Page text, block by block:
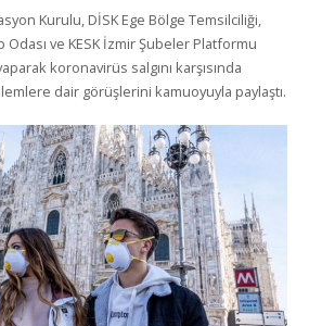
Kurulu, DİSK Ege Bölge Temsilciliği,
ve KESK İzmir Şubeler Platformu
koronavirüs salgını karşısında
dair görüşlerini kamuoyuyla paylaştı.